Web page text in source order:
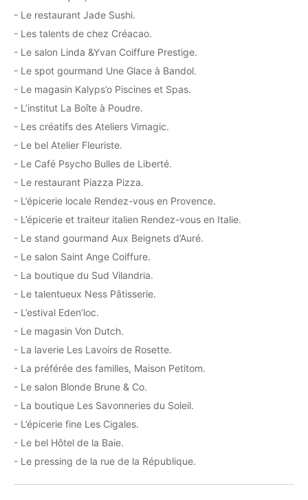
- Le restaurant Jade Sushi.
- Les talents de chez Créacao.
- Le salon Linda &Yvan Coiffure Prestige.
- Le spot gourmand Une Glace à Bandol.
- Le magasin Kalyps’o Piscines et Spas.
- L’institut La Boîte à Poudre.
- Les créatifs des Ateliers Vimagic.
- Le bel Atelier Fleuriste.
- Le Café Psycho Bulles de Liberté.
- Le restaurant Piazza Pizza.
- L’épicerie locale Rendez-vous en Provence.
- L’épicerie et traiteur italien Rendez-vous en Italie.
- Le stand gourmand Aux Beignets d’Auré.
- Le salon Saint Ange Coiffure.
- La boutique du Sud Vilandria.
- Le talentueux Ness Pâtisserie.
- L’estival Eden’loc.
- Le magasin Von Dutch.
- La laverie Les Lavoirs de Rosette.
- La préférée des familles, Maison Petitom.
- Le salon Blonde Brune & Co.
- La boutique Les Savonneries du Soleil.
- L’épicerie fine Les Cigales.
- Le bel Hôtel de la Baie.
- Le pressing de la rue de la République.